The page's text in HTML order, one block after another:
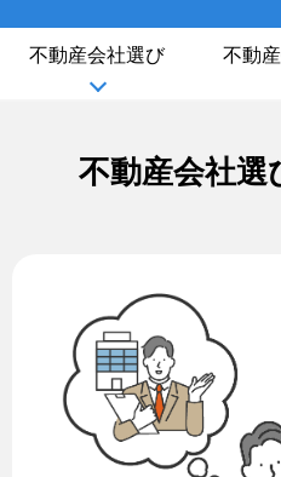
不動産会社選び 不動
不動産会社選